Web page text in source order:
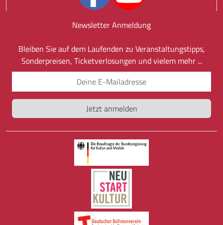
Newsletter Anmeldung
Bleiben Sie auf dem Laufenden zu Veranstaltungstipps,
Sonderpreisen, Ticketverlosungen und vielem mehr ...